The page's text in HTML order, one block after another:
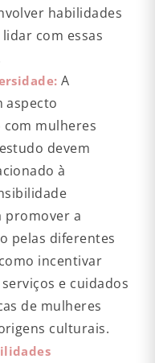
habilidades
com essas
A
aspecto
mulheres
devem
à
promover a
pelas diferentes
incentivar
e cuidados
de mulheres
culturais.